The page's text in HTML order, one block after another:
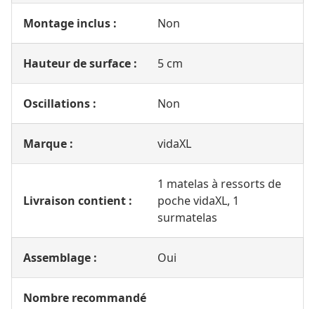
Montage inclus : Non
Hauteur de surface : 5 cm
Oscillations : Non
Marque : vidaXL
Livraison contient :
1 matelas à ressorts de
poche vidaXL, 1
surmatelas
Assemblage : Oui
Nombre recommandé